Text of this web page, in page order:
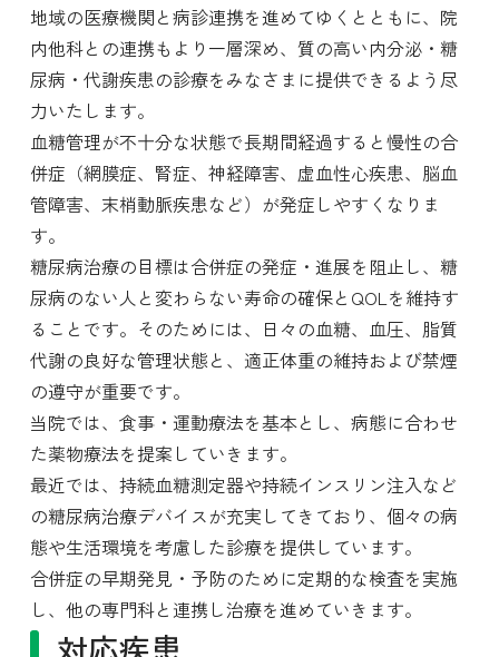
地域の医療機関と病診連携を進めてゆくとともに、院
内他科との連携もより一層深め、質の高い内分泌・糖
尿病・代謝疾患の診療をみなさまに提供できるよう尽
力いたします。
血糖管理が不十分な状態で長期間経過すると慢性の合
併症（網膜症、腎症、神経障害、虚血性心疾患、脳血
管障害、末梢動脈疾患など）が発症しやすくなりま
す。
糖尿病治療の目標は合併症の発症・進展を阻止し、糖
尿病のない人と変わらない寿命の確保とQOLを維持す
ることです。そのためには、日々の血糖、血圧、脂質
代謝の良好な管理状態と、適正体重の維持および禁煙
の遵守が重要です。
当院では、食事・運動療法を基本とし、病態に合わせ
た薬物療法を提案していきます。
最近では、持続血糖測定器や持続インスリン注入など
の糖尿病治療デバイスが充実してきており、個々の病
態や生活環境を考慮した診療を提供しています。
合併症の早期発見・予防のために定期的な検査を実施
し、他の専門科と連携し治療を進めていきます。
対応疾患